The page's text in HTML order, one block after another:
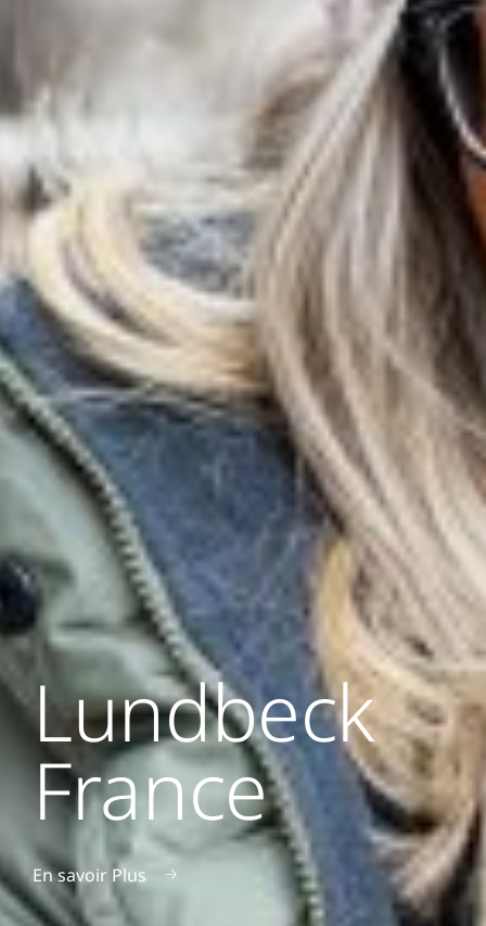
Lundbeck
France
En savoir Plus